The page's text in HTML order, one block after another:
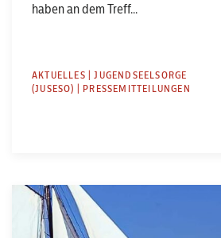
haben an dem Treff...
AKTUELLES | JUGENDSEELSORGE
(JUSESO) | PRESSEMITTEILUNGEN